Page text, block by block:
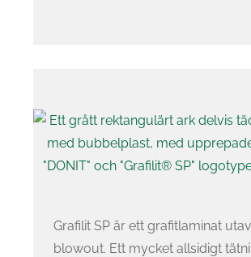
Grafilit SP är ett grafitlaminat
blowout. Ett mycket allsidigt